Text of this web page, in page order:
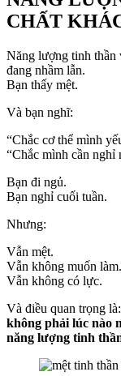
CHẤT
Năng lượng tinh thần
đang nhầm lẫn.
Bạn thấy mệt.
Và bạn nghĩ:
“Chắc cơ thể mình
“Chắc mình cần nghỉ
Bạn đi ngủ.
Bạn nghỉ cuối tuần.
Nhưng:
Vẫn mệt.
Vẫn không muốn làm.
Vẫn không có lực.
Và điều quan trọng là:
không phải lúc nào
năng lượng tinh